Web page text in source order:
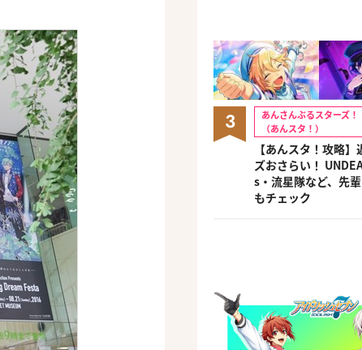
3
あんさんぶるスターズ！
（あんスタ！）
【あんスタ！攻略
ズおさらい！
s・流星隊など、先
もチェック